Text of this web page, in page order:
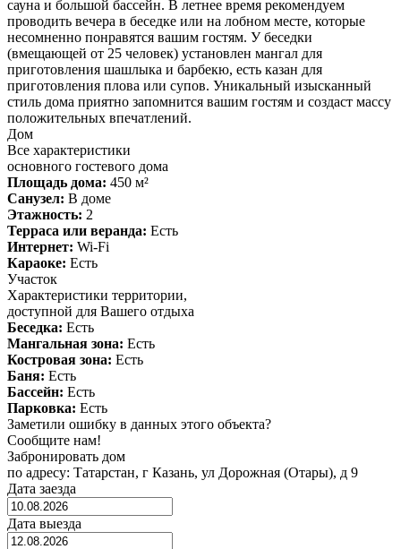
сауна и большой бассейн. В летнее время рекомендуем
проводить вечера в беседке или на лобном месте, которые
несомненно понравятся вашим гостям. У беседки
(вмещающей от 25 человек) установлен мангал для
приготовления шашлыка и барбекю, есть казан для
приготовления плова или супов. Уникальный изысканный
стиль дома приятно запомнится вашим гостям и создаст массу
положительных впечатлений.
Дом
Все характеристики
основного гостевого дома
Площадь дома: 450 м²
Санузел: В доме
Этажность: 2
Терраса или веранда: Есть
Интернет: Wi-Fi
Караоке: Есть
Участок
Характеристики территории,
доступной для Вашего отдыха
Беседка: Есть
Мангальная зона: Есть
Костровая зона: Есть
Баня: Есть
Бассейн: Есть
Парковка: Есть
Заметили ошибку в данных этого объекта?
Сообщите нам!
Забронировать дом
по адресу: Татарстан, г Казань, ул Дорожная (Отары), д 9
Дата заезда
Дата выезда